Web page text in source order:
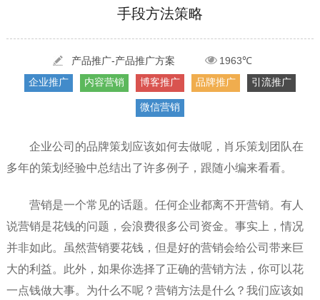
实体门店如何做网络推广吸引客户，实体店网络营销技巧...
疫情当下公司企业品牌网络营销策划推广怎么做，国内知...
手段方法策略
产品推广-产品推广方案
1963℃
企业推广
内容营销 博客推广 品牌推广 引流推广
微信营销
企业公司的品牌策划应该如何去做呢，肖乐策划团队在
多年的策划经验中总结出了许多例子，跟随小编来看看。
营销是一个常见的话题。任何企业都离不开营销。有人
说营销是花钱的问题，会浪费很多公司资金。事实上，情况
并非如此。虽然营销要花钱，但是好的营销会给公司带来巨
大的利益。此外，如果你选择了正确的营销方法，你可以花
一点钱做大事。为什么不呢？营销方法是什么？我们应该如